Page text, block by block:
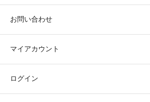
お問い合わせ
マイアカウント
ログイン